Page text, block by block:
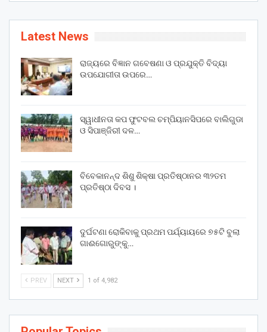
Latest News
ରାଜ୍ୟରେ ବିଜ୍ଞାନ ଗବେଷଣା ଓ ପ୍ରଯୁକ୍ତି ବିଦ୍ୟା
ଉପଯୋଗୀତା ଉପରେ…
ସ୍ୱାଧୀନତା କପ ଫୁଟବଲ ଚମ୍ପିୟାନସିପରେ ବାଲିଗୁଡା
ଓ ସିପାଞ୍ଜିରୀ ଦଳ…
ବିବେକାନନ୍ଦ ଶିଶୁ ଶିକ୍ଷା ପ୍ରତିଷ୍ଠାନର ୩୨ତମ
ପ୍ରତିଷ୍ଠା ଦିବସ ।
ଦୁର୍ଘଟଣା ରୋକିବାକୁ ପ୍ରଥମ ପର୍ଯ୍ୟାୟରେ ୭୫ଟି ବୁଲା
ଗାଈଗୋରୁଙ୍କୁ…
PREV NEXT 1 of 4,982